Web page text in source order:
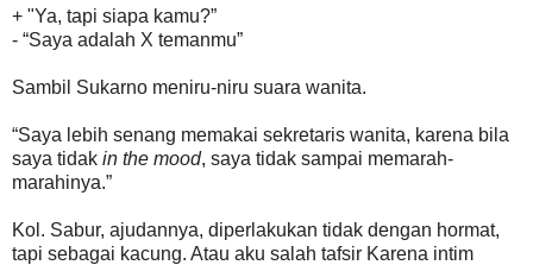
+ "Ya, tapi siapa kamu?”
- “Saya adalah X temanmu”
Sambil Sukarno meniru-niru suara wanita.
“Saya lebih senang memakai sekretaris wanita, karena bila
saya tidak in the mood, saya tidak sampai memarah-
marahinya.”
Kol. Sabur, ajudannya, diperlakukan tidak dengan hormat,
tapi sebagai kacung. Atau aku salah tafsir Karena intim